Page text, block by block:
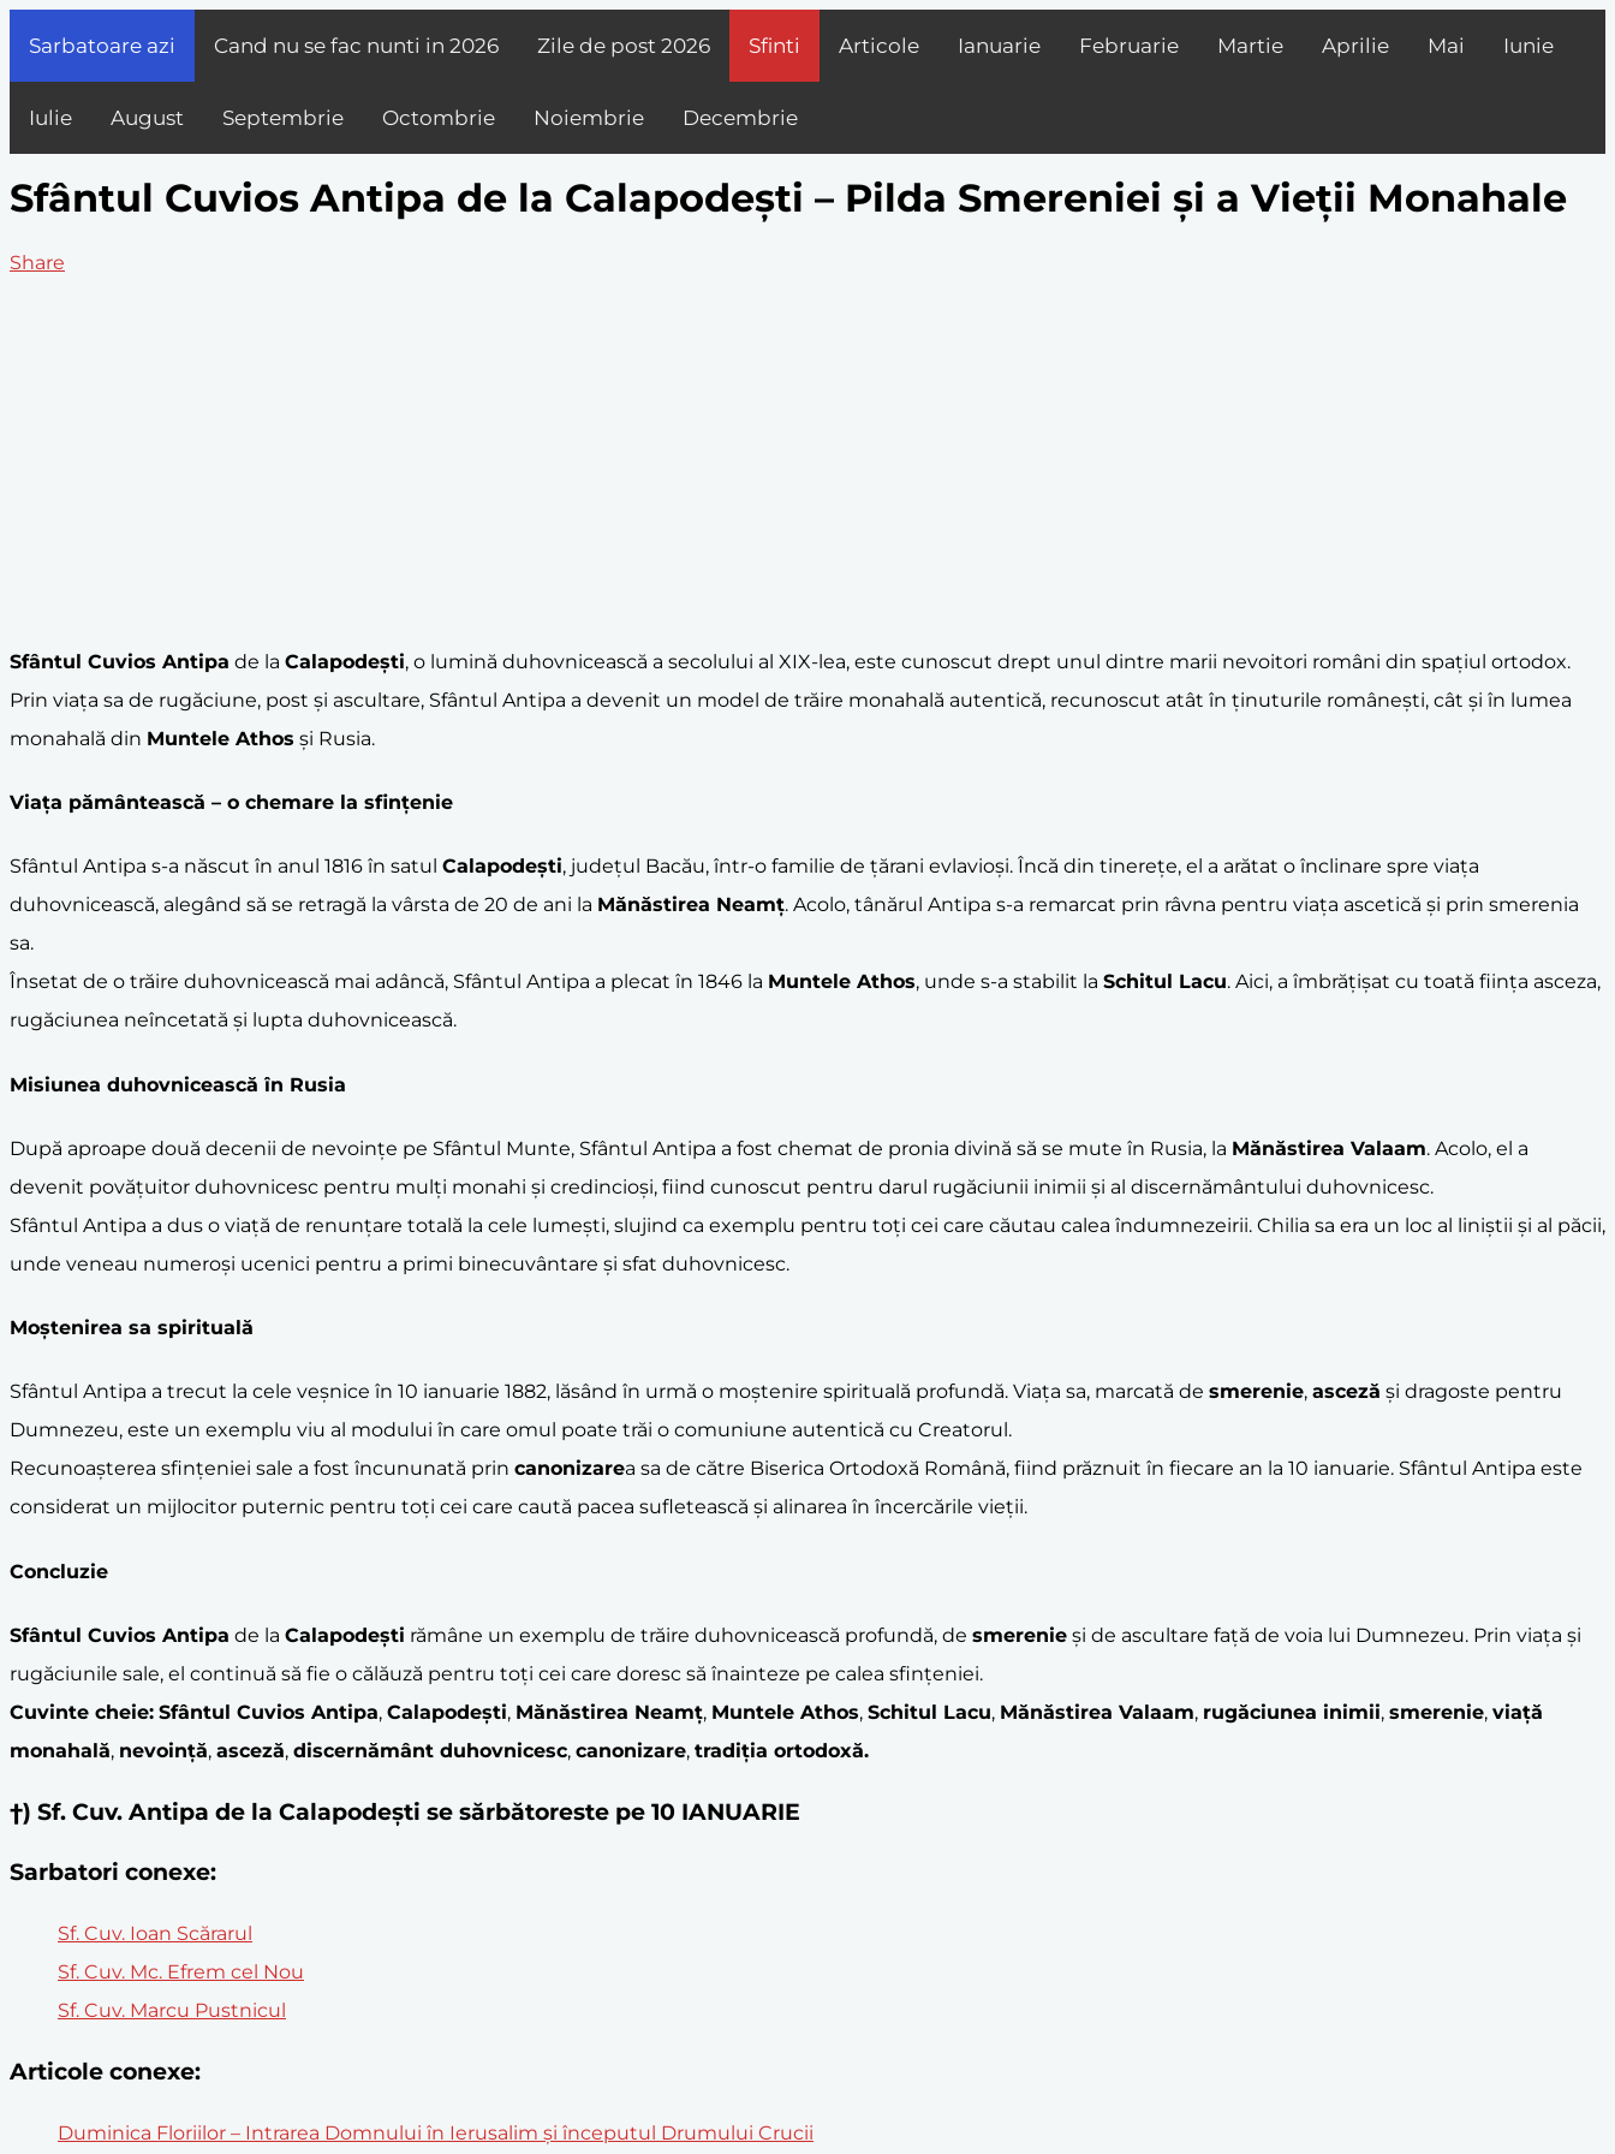
Sarbatoare azi Cand nu se fac nunti in 2026 Zile de post 2026 Sfinti Articole Ianuarie Februarie Martie Aprilie Mai Iunie
Iulie August Septembrie Octombrie Noiembrie Decembrie
Sfântul Cuvios Antipa de la Calapodești – Pilda Smereniei și a Vieții Monahale
Share
Sfântul Cuvios Antipa de la Calapodești, o lumină duhovnicească a secolului al XIX-lea, este cunoscut drept unul dintre marii nevoitori români din spațiul ortodox.
Prin viața sa de rugăciune, post și ascultare, Sfântul Antipa a devenit un model de trăire monahală autentică, recunoscut atât în ținuturile românești, cât și în lumea
monahală din Muntele Athos și Rusia.
Viața pământească – o chemare la sfințenie
Sfântul Antipa s-a născut în anul 1816 în satul Calapodești, județul Bacău, într-o familie de țărani evlavioși. Încă din tinerețe, el a arătat o înclinare spre viața
duhovnicească, alegând să se retragă la vârsta de 20 de ani la Mănăstirea Neamț. Acolo, tânărul Antipa s-a remarcat prin râvna pentru viața ascetică și prin smerenia
sa.
Însetat de o trăire duhovnicească mai adâncă, Sfântul Antipa a plecat în 1846 la Muntele Athos, unde s-a stabilit la Schitul Lacu. Aici, a îmbrățișat cu toată ființa asceza,
rugăciunea neîncetată și lupta duhovnicească.
Misiunea duhovnicească în Rusia
După aproape două decenii de nevoințe pe Sfântul Munte, Sfântul Antipa a fost chemat de pronia divină să se mute în Rusia, la Mănăstirea Valaam. Acolo, el a
devenit povățuitor duhovnicesc pentru mulți monahi și credincioși, fiind cunoscut pentru darul rugăciunii inimii și al discernământului duhovnicesc.
Sfântul Antipa a dus o viață de renunțare totală la cele lumești, slujind ca exemplu pentru toți cei care căutau calea îndumnezeirii. Chilia sa era un loc al liniștii și al păcii,
unde veneau numeroși ucenici pentru a primi binecuvântare și sfat duhovnicesc.
Moștenirea sa spirituală
Sfântul Antipa a trecut la cele veșnice în 10 ianuarie 1882, lăsând în urmă o moștenire spirituală profundă. Viața sa, marcată de smerenie, asceză și dragoste pentru
Dumnezeu, este un exemplu viu al modului în care omul poate trăi o comuniune autentică cu Creatorul.
Recunoașterea sfințeniei sale a fost încununată prin canonizarea sa de către Biserica Ortodoxă Română, fiind prăznuit în fiecare an la 10 ianuarie. Sfântul Antipa este
considerat un mijlocitor puternic pentru toți cei care caută pacea sufletească și alinarea în încercările vieții.
Concluzie
Sfântul Cuvios Antipa de la Calapodești rămâne un exemplu de trăire duhovnicească profundă, de smerenie și de ascultare față de voia lui Dumnezeu. Prin viața și
rugăciunile sale, el continuă să fie o călăuză pentru toți cei care doresc să înainteze pe calea sfințeniei.
Cuvinte cheie: Sfântul Cuvios Antipa, Calapodești, Mănăstirea Neamț, Muntele Athos, Schitul Lacu, Mănăstirea Valaam, rugăciunea inimii, smerenie, viață
monahală, nevoință, asceză, discernământ duhovnicesc, canonizare, tradiția ortodoxă.
†) Sf. Cuv. Antipa de la Calapodești se sărbătoreste pe 10 IANUARIE
Sarbatori conexe:
Sf. Cuv. Ioan Scărarul
Sf. Cuv. Mc. Efrem cel Nou
Sf. Cuv. Marcu Pustnicul
Articole conexe:
Duminica Floriilor – Intrarea Domnului în Ierusalim și începutul Drumului Crucii